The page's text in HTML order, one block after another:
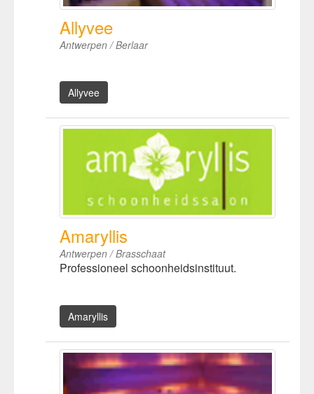
Allyvee
Antwerpen / Berlaar
Allyvee
Amaryllis
Antwerpen / Brasschaat
Professioneel schoonheidsinstituut.
Amaryllis